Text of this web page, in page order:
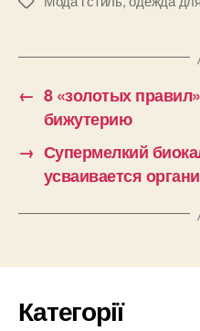
← 8 «золотых
бижутерию
→ Супермелкий
усваивается
Категорії